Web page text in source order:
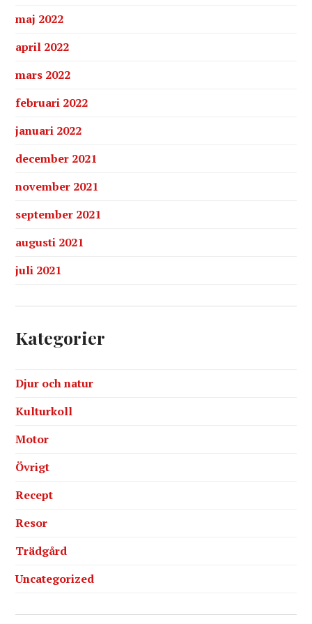
maj 2022
april 2022
mars 2022
februari 2022
januari 2022
december 2021
november 2021
september 2021
augusti 2021
juli 2021
Kategorier
Djur och natur
Kulturkoll
Motor
Övrigt
Recept
Resor
Trädgård
Uncategorized